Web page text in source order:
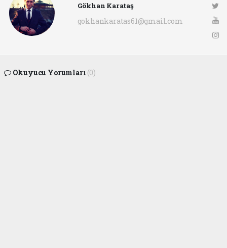
Gökhan Karataş
gokhankaratas61@gmail.com
Okuyucu Yorumları (0)